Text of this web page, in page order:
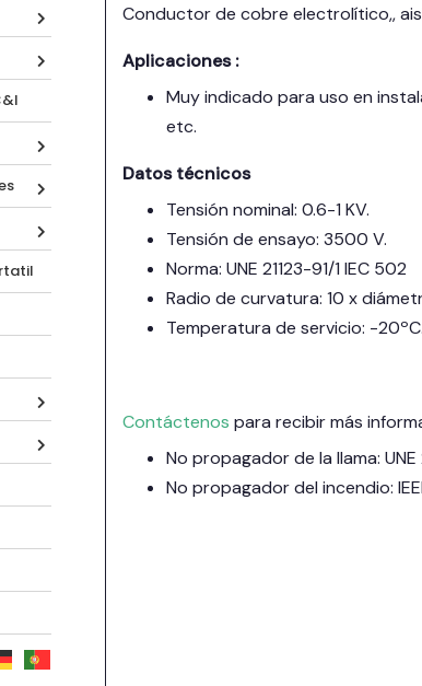
Conductor de cobre electrolítico,,
Aplicaciones :
Muy indicado para uso en
etc.
Datos técnicos
Tensión nominal: 0.6-1 KV.
Tensión de ensayo: 3500 V.
Norma: UNE 21123-91/1 IEC 502
Radio de curvatura: 10 x
Temperatura de servicio: -
Contáctenos para recibir más
No propagador de la llama:
No propagador del incendio: